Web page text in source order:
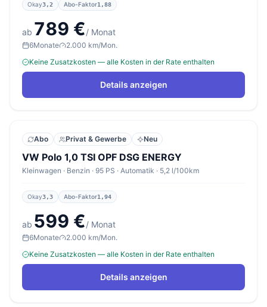
Okay3,2 Abo-Faktor1,88
ab 789 €/ Monat
6Monate
2.000 km/Mon.
Keine Zusatzkosten — alle Kosten in der Rate enthalten
Details anzeigen
Abo Privat & Gewerbe Neu
VW Polo 1,0 TSI OPF DSG ENERGY
Kleinwagen · Benzin · 95 PS · Automatik · 5,2 l/100km
Okay3,3 Abo-Faktor1,94
ab 599 €/ Monat
6Monate
2.000 km/Mon.
Keine Zusatzkosten — alle Kosten in der Rate enthalten
Details anzeigen